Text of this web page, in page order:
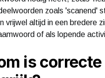
zoals 'scanend'
vrijwel altijd in een bredere
of als lopende
is